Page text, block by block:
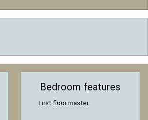
Bedroom features
First floor master